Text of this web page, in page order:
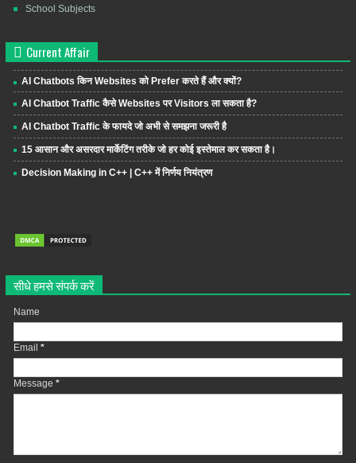
School Subjects
Current Affair
AI Chatbots किन Websites को Prefer करते हैं और क्यों?
AI Chatbot Traffic कैसे Websites पर Visitors ला सकता है?
AI Chatbot Traffic के फायदे जो अभी से समझना जरूरी है
15 आसान और असरदार मार्केटिंग तरीके जो हर कोई इस्तेमाल कर सकता है।
Decision Making in C++ | C++ में निर्णय नियंत्रण
सीधे हमसे संपर्क करें
Name
Email *
Message *